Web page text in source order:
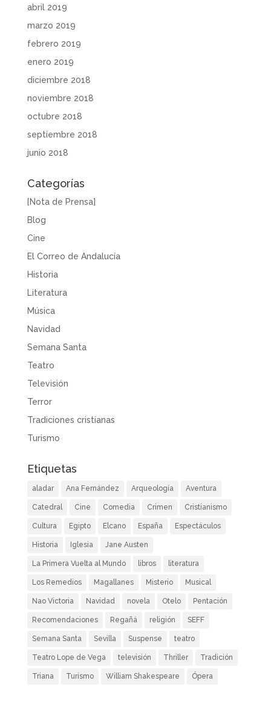
abril 2019
marzo 2019
febrero 2019
enero 2019
diciembre 2018
noviembre 2018
octubre 2018
septiembre 2018
junio 2018
Categorías
[Nota de Prensa]
Blog
Cine
El Correo de Andalucía
Historia
Literatura
Música
Navidad
Semana Santa
Teatro
Televisión
Terror
Tradiciones cristianas
Turismo
Etiquetas
aladar Ana Fernández Arqueología Aventura
Catedral Cine Comedia Crimen Cristianismo
Cultura Egipto Elcano España Espectáculos
Historia Iglesia Jane Austen
La Primera Vuelta al Mundo libros literatura
Los Remedios Magallanes Misterio Musical
Nao Victoria Navidad novela Otelo Pentación
Recomendaciones Regañá religión SEFF
Semana Santa Sevilla Suspense teatro
Teatro Lope de Vega televisión Thriller Tradición
Triana Turismo William Shakespeare Ópera